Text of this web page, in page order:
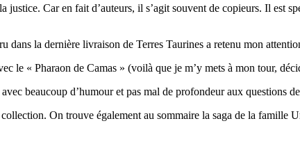
Car en fait d’auteurs, il s’agit souvent de copieurs. Il est
dans la dernière livraison de Terres Taurines a retenu mon
le « Pharaon de Camas » (voilà que je m’y mets à mon tour,
beaucoup d’humour et pas mal de profondeur aux questions
On trouve également au sommaire la saga de la